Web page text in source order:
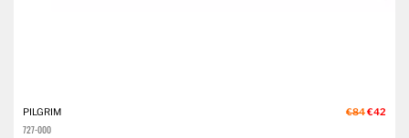
€84€42
PILGRIM
727-000